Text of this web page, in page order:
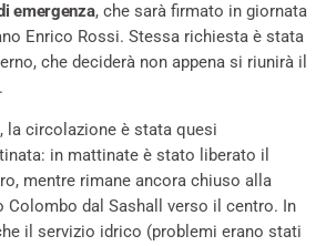
emergenza, che sarà firmato in giornata
Enrico Rossi. Stessa richiesta è stata
che deciderà non appena si riunirà il
, la circolazione è stata quesi
in mattinate è stato liberato il
mentre rimane ancora chiuso alla
dal Sashall verso il centro. In
il servizio idrico (problemi erano stati